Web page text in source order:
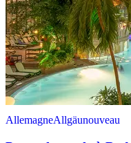
AllemagneAllgäunouveau